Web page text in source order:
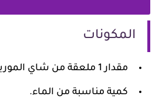
المكونات
مقدار 1 ملعقة من شاي المورينجا.
كمية مناسبة من الماء.